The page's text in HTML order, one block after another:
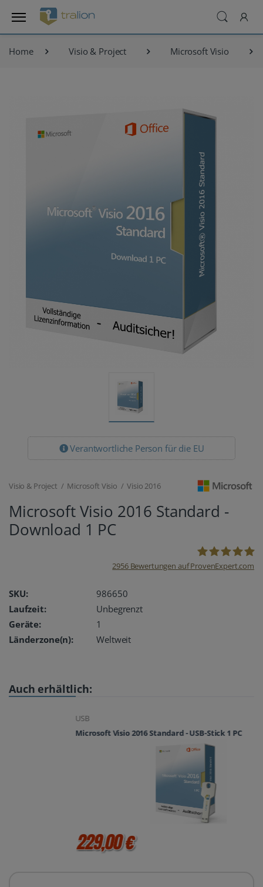
Home Visio & Project Microsoft Visio
Verantwortliche Person für die EU
Visio & Project / Microsoft Visio / Visio 2016
Microsoft Visio 2016 Standard -
Download 1 PC
2956Bewertungen auf ProvenExpert.com
SKU:
986650
Laufzeit:
Unbegrenzt
Geräte:
1
Länderzone(n):
Weltweit
Auch erhältlich:
Microsoft Visio 2016 Standard - USB-Stick 1 PC
229,00 €